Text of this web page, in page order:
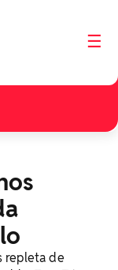
☰
repleta de